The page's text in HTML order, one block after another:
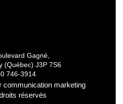
Gagné,
(Québec) J3P 7S6
746-3914
communication marketing
réservés